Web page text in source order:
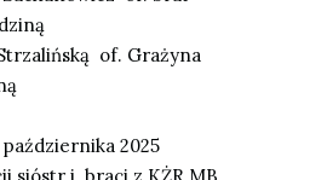
of. Grażyna
października 2025